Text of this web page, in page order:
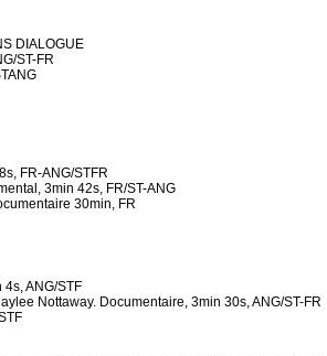
DIALOGUE
ST-FR
FR-ANG/STFR
3min 42s, FR/ST-ANG
30min, FR
ANG/STF
Nottaway. Documentaire, 3min 30s, ANG/ST-FR